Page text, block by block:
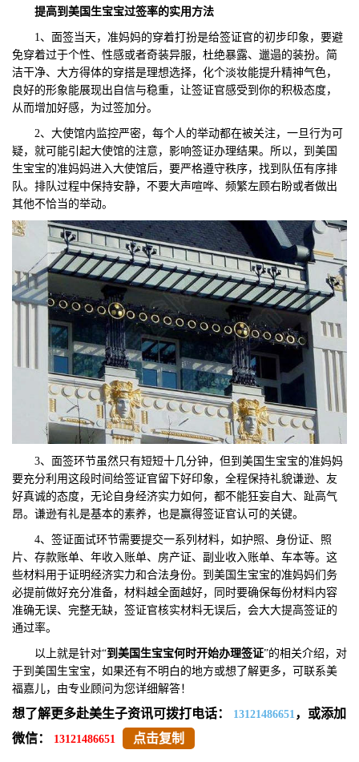
提高到美国生宝宝过签率的实用 方法
1、面签当天，准妈妈的穿着打扮是给签证官的初步印象，要避
免穿着过于个性、性感或者奇装异服，杜绝暴露、邋遢的装扮。简
洁干净、大方得体的穿搭是理想选择，化个淡妆能提升精神气色，
良好的形象能展现出自信与稳重，让签证官感受到你的积极态度，
从而增加好感，为过签加分。
2、大使馆内监控严密，每个人的举动都在被关注，一旦行为可
疑，就可能引起大使馆的注意，影响签证办理结果。所以，到美国
生宝宝的准妈妈进入大使馆后，要严格遵守秩序，找到队伍有序排
队。排队过程中保持安静，不要大声喧哗、频繁左顾右盼或者做出
其他不恰当的举动。
3、面签环节虽然只有短短十几分钟，但到美国生宝宝的准妈妈
要充分利用这段时间给签证官留下好印象，全程保持礼貌谦逊、友
好真诚的态度，无论自身经济实力如何，都不能狂妄自大、趾高气
昂。谦逊有礼是基本的素养，也是赢得签证官认可的关键。
4、签证面试环节需要提交一系列材料，如护照、身份证、照
片、存款账单、年收入账单、房产证、副业收入账单、车本等。这
些材料用于证明经济实力和合法身份。到美国生宝宝的准妈妈们务
必提前做好充分准备，材料越全面越好，同时要确保每份材料内容
准确无误、完整无缺，签证官核实材料无误后，会大大提高签证的
通过率。
以上就是针对“到美国生宝宝何时开始办理签证”的相关介绍，对
于到美国生宝宝，如果还有不明白的地方或想了解更多，可联系美
福嘉儿，由专业顾问为您详细解答！
想了解更多赴美生子资讯可拨打电话： 13121486651 ，或添加
微信：
13121486651 点击复制